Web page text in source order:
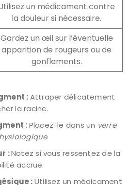
un médicament contre
la douleur si nécessaire.
Gardez un œil sur l’éventuelle
apparition de rougeurs ou de
gonflements.
:Attraper délicatement
la racine.
:Placez-le dans un verre
.
:Notez si vous ressentez de la
accrue.
:Utilisez un médicament